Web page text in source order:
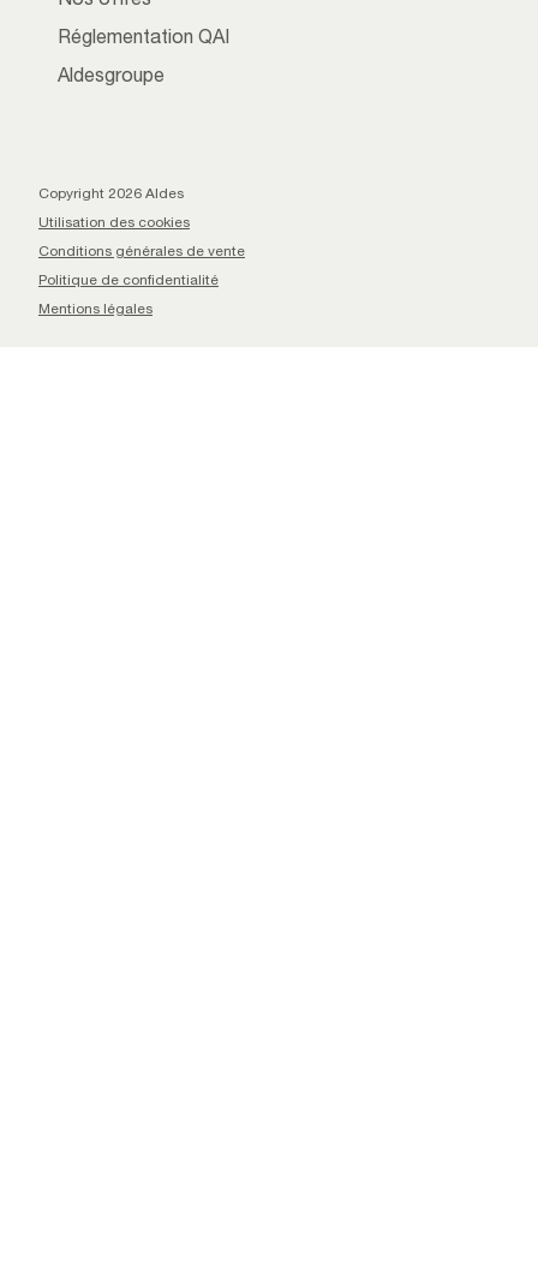
Réglementation QAI
Aldesgroupe
Copyright 2026 Aldes
Utilisation des cookies
Conditions générales de vente
Politique de confidentialité
Mentions légales